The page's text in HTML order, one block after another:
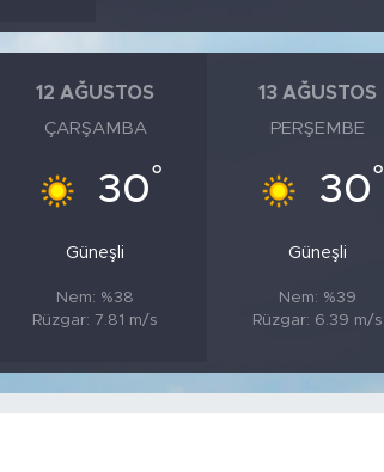
12 AĞUSTOS
ÇARŞAMBA
30°
Güneşli
Nem: %38
Rüzgar: 7.81 m/s
13 AĞUSTOS
PERŞEMBE
30°
Güneşli
Nem: %39
Rüzgar: 6.39 m/s